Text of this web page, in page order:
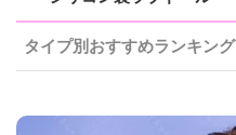
タイプ別おすすめランキング